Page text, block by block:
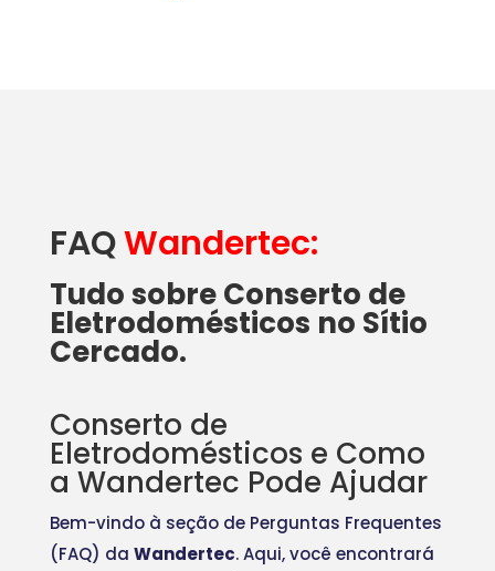
FAQWandertec:
Tudo sobre Conserto de
Eletrodomésticos no Sítio
Cercado.
Conserto de
Eletrodomésticos e Como
a Wandertec Pode Ajudar
Bem-vindo à seção de Perguntas Frequentes
(FAQ) da Wandertec. Aqui, você encontrará